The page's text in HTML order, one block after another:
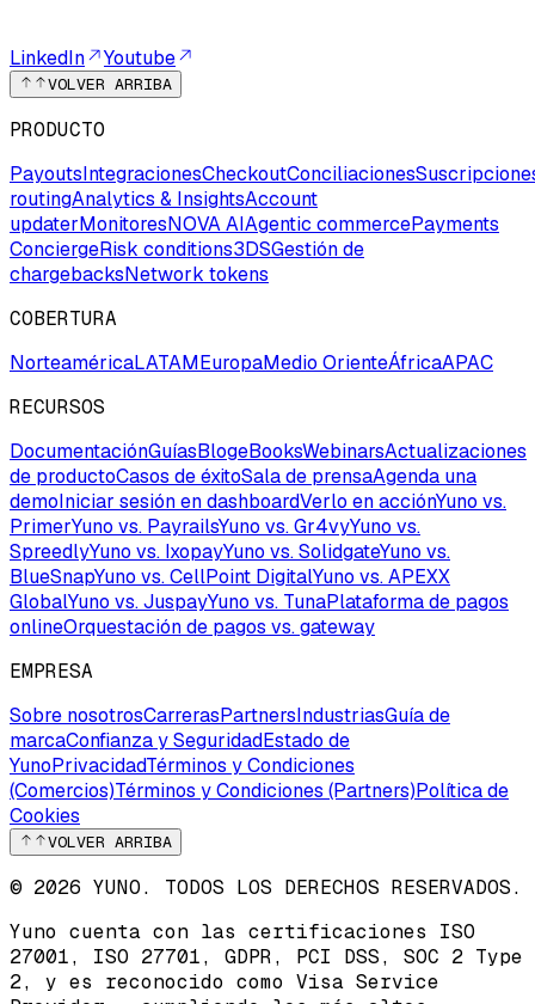
LinkedIn Youtube
VOLVER ARRIBA
PRODUCTO
PayoutsIntegracionesCheckoutConciliaciones
routingAnalytics & InsightsAccount
updaterMonitoresNOVA AIAgentic commercePayments
ConciergeRisk conditions3DSGestión de
chargebacksNetwork tokens
COBERTURA
NorteaméricaLATAMEuropaMedio OrienteÁfricaAPAC
RECURSOS
DocumentaciónGuíasBlogeBooksWebinarsActualizaciones
de productoCasos de éxitoSala de prensaAgenda una
demoIniciar sesión en dashboardVerlo en acciónYuno vs.
PrimerYuno vs. PayrailsYuno vs. Gr4vyYuno vs.
SpreedlyYuno vs. IxopayYuno vs. SolidgateYuno vs.
BlueSnapYuno vs. CellPoint DigitalYuno vs. APEXX
GlobalYuno vs. JuspayYuno vs. TunaPlataforma de pagos
onlineOrquestación de pagos vs. gateway
EMPRESA
Sobre nosotrosCarrerasPartnersIndustriasGuía de
marcaConfianza y SeguridadEstado de
YunoPrivacidadTérminos y Condiciones
(Comercios)Términos y Condiciones (Partners)Política de
Cookies
VOLVER ARRIBA
© 2026 YUNO. TODOS LOS DERECHOS RESERVADOS.
Yuno cuenta con las certificaciones ISO
27001, ISO 27701, GDPR, PCI DSS, SOC 2 Type
2, y es reconocido como Visa Service